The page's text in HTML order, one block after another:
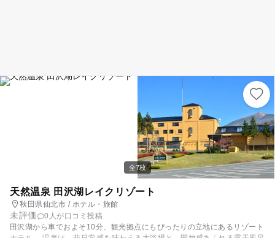
全7枚
天然温泉 田沢湖レイクリゾート
秋田県仙北市 / ホテル・旅館
未評価
0人が口コミ投稿
田沢湖から車でおよそ10分、観光拠点にもぴったりの立地にあるリゾート